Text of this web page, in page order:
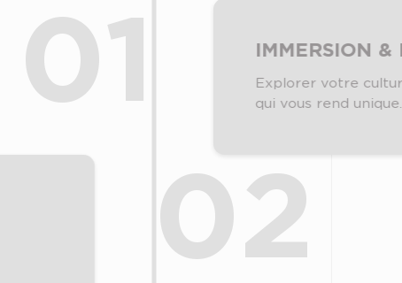
01 IMMERSION &
Explorer votre
qui vous rend unique.
02